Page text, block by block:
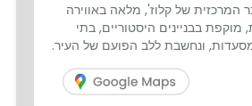
המרכזית של קלוז', מלאה באווירה
מוקפת בבניינים היסטוריים, בתי
ונחשבת ללב הפועם של העיר.